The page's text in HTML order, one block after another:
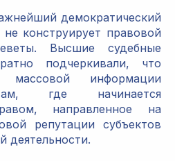
демократический
конструирует правовой
Высшие судебные
подчеркивали, что
массовой информации
где начинается
направленное на
репутации субъектов
деятельности.